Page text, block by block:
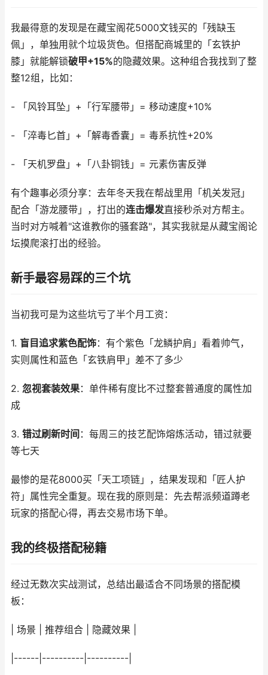
我最得意的发现是在藏宝阁花5000文钱买的「残缺玉
佩」，单独用就个垃圾货色。但搭配商城里的「玄铁护
膝」就能解锁破甲+15%的隐藏效果。这种组合我找到了整
整12组，比如：
- 「风铃耳坠」+「行军腰带」= 移动速度+10%
- 「淬毒匕首」+「解毒香囊」= 毒系抗性+20%
- 「天机罗盘」+「八卦铜钱」= 元素伤害反弹
有个趣事必须分享：去年冬天我在帮战里用「机关发冠」
配合「游龙腰带」，打出的连击爆发直接秒杀对方帮主。
当时对方喊着"这谁教你的骚套路"，其实我就是从藏宝阁论
坛摸爬滚打出的经验。
新手最容易踩的三个坑
当初我可是为这些坑亏了半个月工资：
1. 盲目追求紫色配饰：有个紫色「龙鳞护肩」看着帅气，
实则属性和蓝色「玄铁肩甲」差不了多少
2. 忽视套装效果：单件稀有度比不过整套普通度的属性加
成
3. 错过刷新时间 ：每周三的技艺配饰熔炼活动，错过就要
等七天
最惨的是花8000买「天工项链」，结果发现和「匠人护
符」属性完全重复。现在我的原则是：先去帮派频道蹲老
玩家的搭配心得，再去交易市场下单。
我的终极搭配秘籍
经过无数次实战测试，总结出最适合不同场景的搭配模
板：
| 场景 | 推荐组合 | 隐藏效果 |
|------|----------|----------|